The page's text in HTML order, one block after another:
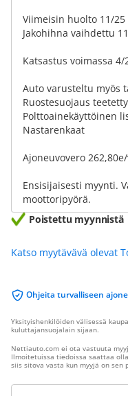
Viimeisin huolto 11/25
Jakohihna vaihdettu
Katsastus voimassa 4/
Auto varusteltu myös
Ruostesuojaus
Polttoainekäyttöinen
Nastarenkaat
Ajoneuvovero
Ensisijaisesti myynti.
moottoripyörä.
Poistettu myynnistä
Katso myytävävä olevat
Ohjeita turvalliseen
Yksityishenkilöiden välisessä
kuluttajansuojalain sijaan.
Nettiauto.com ei ota vastuuta
Ilmoitetuissa tiedoissa saattaa
siis sitova vasta kun myyjä on sen